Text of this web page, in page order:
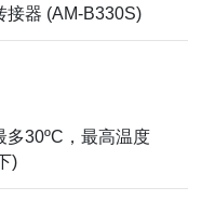
接器 (AM-B330S)
多30ºC，最高温度
)